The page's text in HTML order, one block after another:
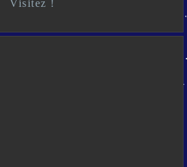
Visitez !